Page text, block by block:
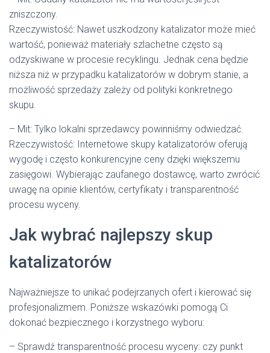
zniszczony.
Rzeczywistość: Nawet uszkodzony katalizator może mieć
wartość, ponieważ materiały szlachetne często są
odzyskiwane w procesie recyklingu. Jednak cena będzie
niższa niż w przypadku katalizatorów w dobrym stanie, a
możliwość sprzedaży zależy od polityki konkretnego
skupu.
– Mit: Tylko lokalni sprzedawcy powinniśmy odwiedzać.
Rzeczywistość: Internetowe skupy katalizatorów oferują
wygodę i często konkurencyjne ceny dzięki większemu
zasięgowi. Wybierając zaufanego dostawcę, warto zwrócić
uwagę na opinie klientów, certyfikaty i transparentność
procesu wyceny.
Jak wybrać najlepszy skup
katalizatorów
Najważniejsze to unikać podejrzanych ofert i kierować się
profesjonalizmem. Poniższe wskazówki pomogą Ci
dokonać bezpiecznego i korzystnego wyboru:
– Sprawdź transparentność procesu wyceny: czy punkt